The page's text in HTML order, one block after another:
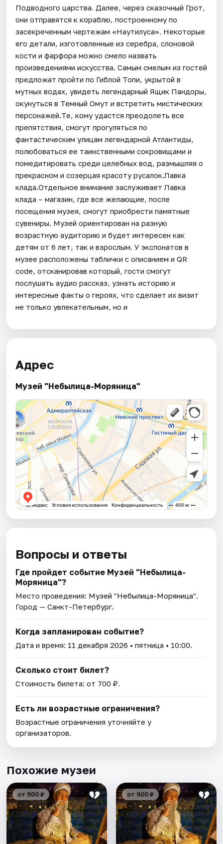
Подводного царства. Далее, через сказочный Грот,
они отправятся к кораблю, построенному по
засекреченным чертежам «Наутилуса». Некоторые
его детали, изготовленные из серебра, слоновой
кости и фарфора можно смело назвать
произведениями искусства. Самым смелым из гостей
предложат пройти по Гиблой Топи, укрытой в
мутных водах, увидеть легендарный Ящик Пандоры,
окунуться в Темный Омут и встретить мистических
персонажей.Те, кому удастся преодолеть все
препятствия, смогут прогуляться по
фантастическим улицам легендарной Атлантиды,
полюбоваться ее таинственными сокровищами и
помедитировать среди целебных вод, размышляя о
прекрасном и созерцая красоту русалок.Лавка
клада.Отдельное внимание заслуживает Лавка
клада – магазин, где все желающие, после
посещения музея, смогут приобрести памятные
сувениры. Музей ориентирован на разную
возрастную аудиторию и будет интересен как
детям от 6 лет, так и взрослым. У экспонатов в
музее расположены таблички с описанием и QR
code, отсканировав который, гости смогут
послушать аудио рассказ, узнать историю и
интересные факты о героях, что сделает их визит
не только увлекательным, но и
Адрес
Музей "Небылица-Моряница"
Вопросы и ответы
Где пройдет событие Музей "Небылица-
Моряница"?
Место проведения: Музей "Небылица-Моряница".
Город — Санкт-Петербург.
Когда запланирован событие?
Дата и время: 11 декабря 2026 • пятница • 10:00.
Сколько стоит билет?
Стоимость билета: от 700 ₽.
Есть ли возрастные ограничения?
Возрастные ограничения уточняйте у
организаторов.
Похожие музеи
от 900 ₽ от 900 ₽